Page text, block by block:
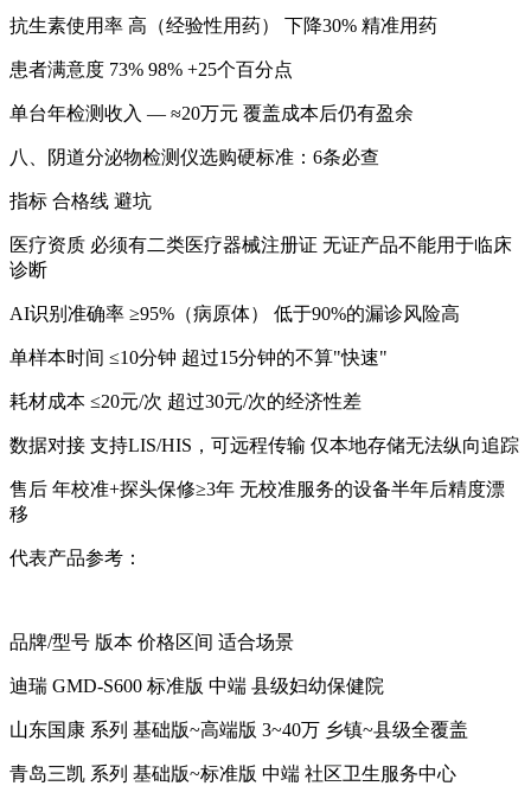
抗生素使用率 高（经验性用药） 下降30% 精准用药
患者满意度 73% 98% +25个百分点
单台年检测收入 — ≈20万元 覆盖成本后仍有盈余
八、 阴道分泌物检测仪选购硬标准：6条必查
指标 合格线 避坑
医疗资质 必须有二类医疗器械注册证 无证产品不能用于临床
诊断
AI识别准确率 ≥95%（病原体） 低于90%的漏诊风险高
单样本时间 ≤10分钟 超过15分钟的不算"快速"
耗材成本 ≤20元/次 超过30元/次的经济性差
数据对接 支持LIS/HIS，可远程传输 仅本地存储无法纵向追踪
售后 年校准+探头保修≥3年 无校准服务的设备半年后精度漂
移
代表产品参考：
品牌/型号 版本 价格区间 适合场景
迪瑞 GMD-S600 标准版 中端 县级妇幼保健院
山东国康 系列 基础版~高端版 3~40万 乡镇~县级全覆盖
青岛三凯 系列 基础版~标准版 中端 社区卫生服务中心